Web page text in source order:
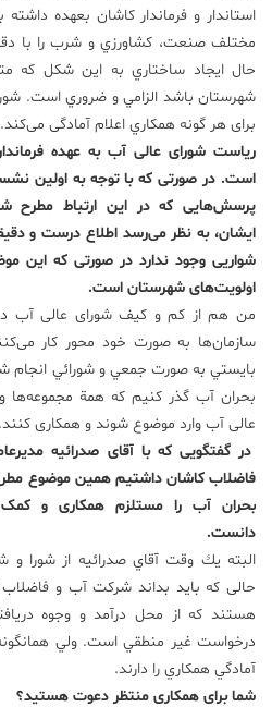
استاندار و فرماندار كاشان بعهده
مختلف صنعت، كشاورزي و شرب را با
حال ايجاد ساختاري به اين شكل كه
شهرستان باشد الزامي و ضروري است.
برای هر گونه همكاري اعلام آمادگی می‌کند.
ریاست شورای عالی آب به عهده
است. در صورتی که با توجه به اولین
پرسش‌هایی که در این ارتباط مطرح
ایشان، به نظر می‌رسد اطلاع درست و
شواریی وجود ندارد در صورتی که این
اولویت‌های شهرستان است.
من هم از کم و کیف شورای عالی آب
سازمان‌ها به صورت خود محور كار
بايستي به صورت جمعي و شورائي انجام
بحران آب گذر کنیم که همة مجموعه‌ها
عالی آب وارد موضوع شوند و همکاری کنند.
در گفتگویی که با آقای صدرائیه
فاضلاب کاشان داشتیم همین موضوع
بحران آب را مستلزم همکاری و کمک
دانست.
البته يك وقت آقاي صدرائيه از شورا و
حالی که باید بداند شركت آب و
هستند كه از محل درآمد و وجوه
درخواست غير منطقي است. ولي
آمادگي همكاري را دارند.
شما برای همکاری منتظر دعوت هستید؟